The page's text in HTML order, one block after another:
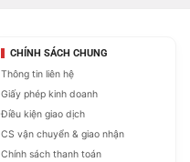
CHÍNH SÁCH CHUNG
Thông tin liên hệ
Giấy phép kinh doanh
Điều kiện giao dịch
CS vận chuyển & giao nhận
Chính sách thanh toán